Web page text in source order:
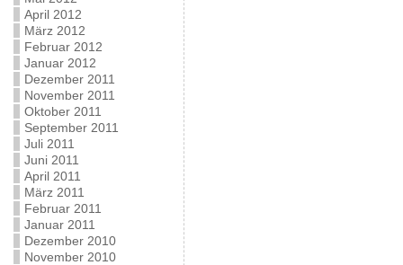
April 2012
März 2012
Februar 2012
Januar 2012
Dezember 2011
November 2011
Oktober 2011
September 2011
Juli 2011
Juni 2011
April 2011
März 2011
Februar 2011
Januar 2011
Dezember 2010
November 2010